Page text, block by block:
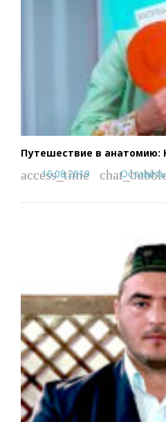
Путешествие в анатомию:
access_time
10.08.2019